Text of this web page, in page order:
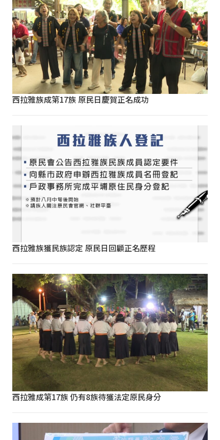
西拉雅族成第17族 原民日慶賀正名成功
西拉雅族獲民族認定 原民日回顧正名歷程
西拉雅成第17族 仍有8族待獲法定原民身分